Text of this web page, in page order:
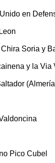
en
Soria y
y la Via
Pico Cubel